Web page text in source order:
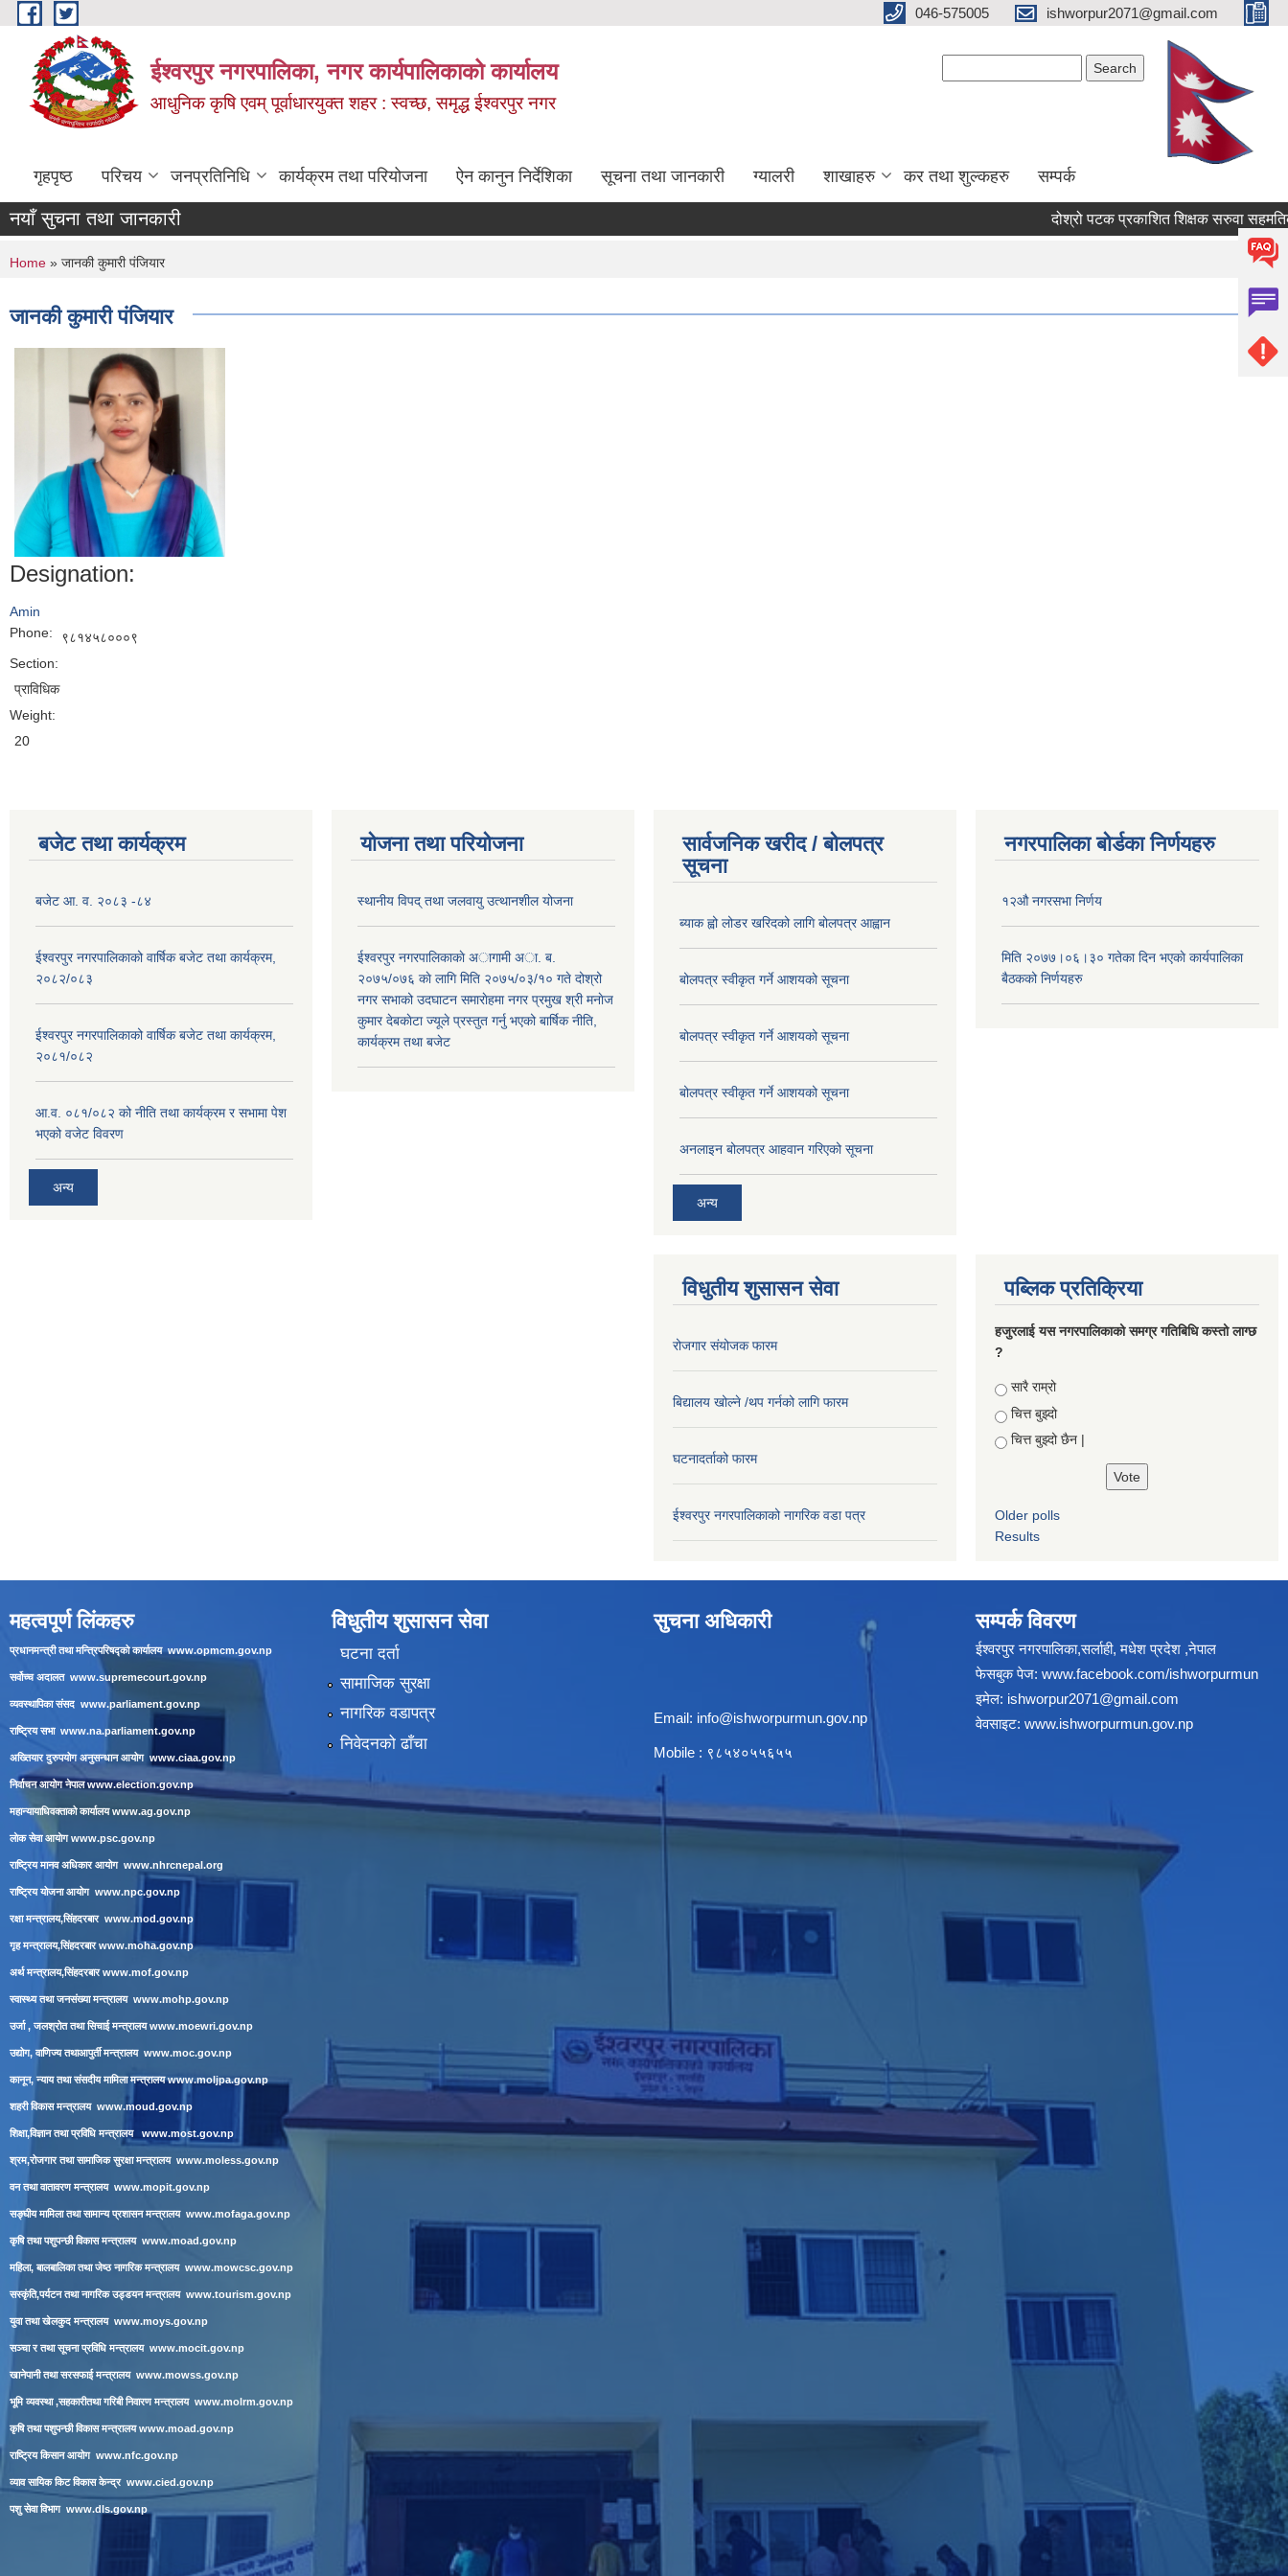
Skip to main content 046-575005 ishworpur2071@gmail.com
ईश्वरपुर नगरपालिका, नगर कार्यपालिकाको कार्यालय
आधुनिक कृषि एवम् पूर्वाधारयुक्त शहर : स्वच्छ, समृद्ध ईश्वरपुर नगर
गृहपृष्ठ परिचय जनप्रतिनिधि कार्यक्रम तथा परियोजना ऐन कानुन निर्देशिका सूचना तथा जानकारी ग्यालरी शाखाहरु कर तथा शुल्कहरु सम्पर्क
नयाँ सुचना तथा जानकारी दोश्रो पटक प्रकाशित शिक्षक सरुवा सहमतिको
You are here
Home » जानकी कुमारी पंजियार
जानकी कुमारी पंजियार
Designation:
Amin
Phone:
९८१४५८०००९
Section:
प्राविधिक
Weight:
20
बजेट तथा कार्यक्रम
बजेट आ. व. २०८३ -८४
ईश्वरपुर नगरपालिकाको वार्षिक बजेट तथा कार्यक्रम,
२०८२/०८३
ईश्वरपुर नगरपालिकाको वार्षिक बजेट तथा कार्यक्रम,
२०८१/०८२
आ.व. ०८१/०८२ को नीति तथा कार्यक्रम र सभामा पेश
भएको वजेट विवरण
अन्य
योजना तथा परियोजना
स्थानीय विपद् तथा जलवायु उत्थानशील योजना
ईश्वरपुर नगरपालिकाकाे अागामी अा. ब.
२०७५/०७६ काे लागि मिति २०७५/०३/१० गते दोश्रो
नगर सभाको उदघाटन समाराेहमा नगर प्रमुख श्री मनाेज
कुमार देबकाेटा ज्यूले प्रस्तुत गर्नु भएको बार्षिक नीति,
कार्यक्रम तथा बजेट
सार्वजनिक खरीद / बोलपत्र
सूचना
ब्याक ह्वो लोडर खरिदको लागि बोलपत्र आह्वान
बोलपत्र स्वीकृत गर्ने आशयको सूचना
बोलपत्र स्वीकृत गर्ने आशयको सूचना
बोलपत्र स्वीकृत गर्ने आशयको सूचना
अनलाइन बोलपत्र आहवान गरिएको सूचना
अन्य
नगरपालिका बोर्डका निर्णयहरु
१२औ नगरसभा निर्णय
मिति २०७७।०६।३० गतेका दिन भएकाे कार्यपालिका
बैठकको निर्णयहरु
विधुतीय शुसासन सेवा
रोजगार संयोजक फारम
बिद्यालय खोल्ने /थप गर्नको लागि फारम
घटनादर्ताको फारम
ईश्वरपुर नगरपालिकाको नागरिक वडा पत्र
पब्लिक प्रतिक्रिया
हजुरलाई यस नगरपालिकाको समग्र गतिबिधि कस्तो लाग्छ
?
Choices
सारै राम्रो
चित्त बुझ्दो
चित्त बुझ्दो छैन |
Older polls
Results
महत्वपूर्ण लिंकहरु
प्रधानमन्त्री तथा मन्त्रिपरिषद्को कार्यालयwww.opmcm.gov.np
सर्वोच्च अदालत www.supremecourt.gov.np
व्यवस्थापिका संसद www.parliament.gov.np
राष्ट्रिय सभा www.na.parliament.gov.np
अख्तियार दुरुपयोग अनुसन्धान आयोग www.ciaa.gov.np
निर्वाचन आयोग नेपालwww.election.gov.np
महान्यायाधिवक्ताको कार्यालयwww.ag.gov.np
लाेक सेवा आयाेगwww.psc.gov.np
राष्ट्रिय मानव अधिकार आयोग www.nhrcnepal.org
राष्ट्रिय योजना आयोग www.npc.gov.np
रक्षा मन्त्रालय,सिंहदरबार www.mod.gov.np
गृह मन्त्रालय,सिंहदरबारwww.moha.gov.np
अर्थ मन्त्रालय,सिंहदरबारwww.mof.gov.np
स्वास्थ्य तथा जनसंख्या मन्त्रालय www.mohp.gov.np
उर्जा , जलश्रोत तथा सिचाई मन्त्रालयwww.moewri.gov.np
उद्योग, वाणिज्य तथाआपुर्ती मन्त्रालय www.moc.gov.np
कानून, न्याय तथा संसदीय मामिला मन्त्रालयwww.moljpa.gov.np
शहरी विकास मन्त्रालय www.moud.gov.np
शिक्षा,विज्ञान तथा प्रविधि मन्त्रालय www.most.gov.np
श्रम,रोजगार तथा सामाजिक सुरक्षा मन्त्रालय www.moless.gov.np
वन तथा वातावरण मन्त्रालय www.mopit.gov.np
सङ्घीय मामिला तथा सामान्य प्रशासन मन्त्रालय www.mofaga.gov.np
कृषि तथा पशुपन्छी विकास मन्त्रालय www.moad.gov.np
महिला, बालबालिका तथा जेष्ठ नागरिक मन्त्रालय www.mowcsc.gov.np
सस्कृंति,पर्यटन तथा नागरिक उड्डयन मन्त्रालय www.tourism.gov.np
युवा तथा खेलकुद मन्त्रालय www.moys.gov.np
सञ्चा र तथा सूचना प्रविधि मन्त्रालय www.mocit.gov.np
खानेपानी तथा सरसफाई मन्त्रालय www.mowss.gov.np
भूमि व्यवस्था ,सहकारीतथा गरिबी निवारण मन्त्रालय www.molrm.gov.np
कृषि तथा पशुपन्छी विकास मन्त्रालयwww.moad.gov.np
राष्ट्रिय किसान आयोग www.nfc.gov.np
व्याव सायिक किट विकास केन्द्र www.cied.gov.np
पशु सेवा विभाग www.dls.gov.np
विधुतीय शुसासन सेवा
घटना दर्ता
सामाजिक सुरक्षा
नागरिक वडापत्र
निवेदनको ढाँचा
सुचना अधिकारी
Email: info@ishworpurmun.gov.np
Mobile : ९८५४०५५६५५
सम्पर्क विवरण
ईश्वरपुर नगरपालिका,सर्लाही, मधेश प्रदेश ,नेपाल
फेसबुक पेज: www.facebook.com/ishworpurmun
इमेल: ishworpur2071@gmail.com
वेवसाइट: www.ishworpurmun.gov.np